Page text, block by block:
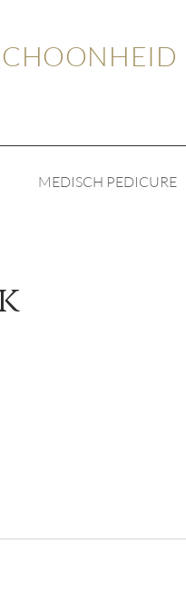
MEDISCH PEDICURE